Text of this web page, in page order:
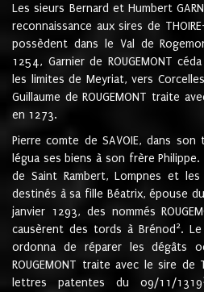
Les sieurs Bernard et Humbert
reconnaissance aux sires de
possèdent dans le Val de
1254, Garnier de ROUGEMONT
les limites de Meyriat, vers
Guillaume de ROUGEMONT traite
en 1273.
Pierre comte de SAVOIE, dans
légua ses biens à son frère
de Saint Rambert, Lompnes et
destinés à sa fille Béatrix, épouse
janvier 1293, des nommés
causèrent des tords à Brénod 2.
ordonna de réparer les dégâts
ROUGEMONT traite avec le sire de
lettres patentes du 09/11/1319